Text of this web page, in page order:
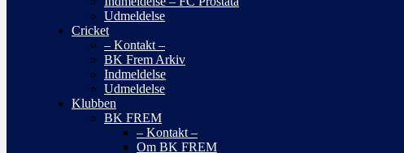
Udmeldelse
Cricket
– Kontakt –
BK Frem Arkiv
Indmeldelse
Udmeldelse
Klubben
BK FREM
– Kontakt –
Om BK FREM